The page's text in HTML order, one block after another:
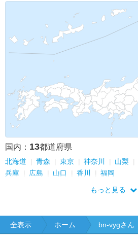
国内： 13都道府県
北海道 青森 東京 神奈川 山梨
兵庫
広島 山口 香川 福岡
もっと見る
全表示 ホーム bn-vygさん